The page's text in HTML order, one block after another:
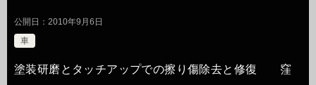
公開日： 2010年9月6日
車
塗装研磨とタッチアップでの擦り傷除去と修復 窪